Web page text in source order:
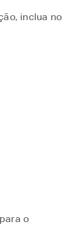
inclua no
o